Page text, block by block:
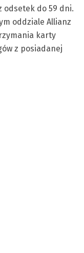
odsetek do 59 dni.
oddziale Allianz
karty
z posiadanej